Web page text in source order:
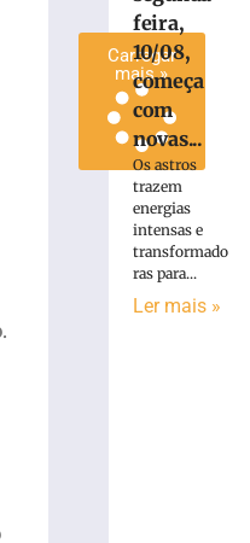
Carregar
mais »
feira,
10/08,
começa
com
novas...
Os astros
trazem
energias
intensas e
transformado
ras para...
Ler mais »